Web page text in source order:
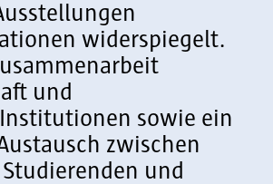
widerspiegelt.
und
sowie ein
zwischen
und